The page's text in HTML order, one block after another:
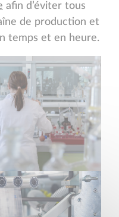
afin d’éviter tous
de production et
temps et en heure.